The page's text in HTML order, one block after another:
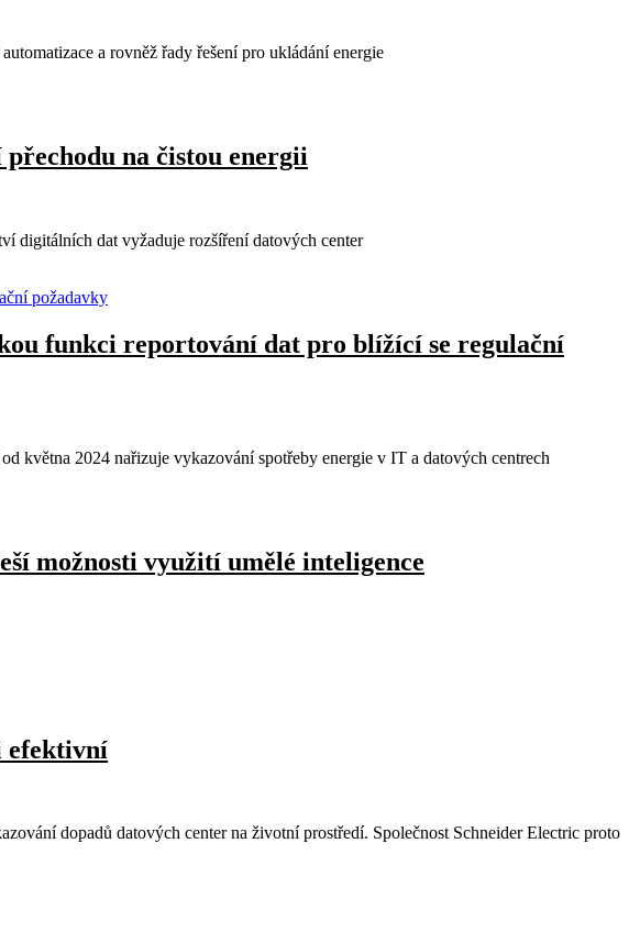
a rovněž řady řešení pro ukládání energie
na čistou energii
digitálních dat vyžaduje rozšíření datových center
funkci reportování dat pro blížící se regulační
května 2024 nařizuje vykazování spotřeby energie v IT a datových centrech
možnosti využití umělé inteligence
efektivní
dopadů datových center na životní prostředí. Společnost Schneider Electric proto